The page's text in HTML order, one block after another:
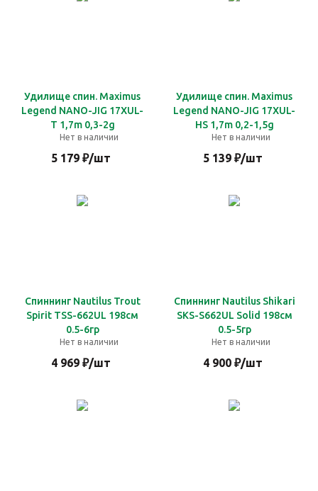
Удилище спин. Maximus
Legend NANO-JIG 17XUL-
T 1,7m 0,3-2g
Нет в наличии
5 179 ₽/шт
Удилище спин. Maximus
Legend NANO-JIG 17XUL-
HS 1,7m 0,2-1,5g
Нет в наличии
5 139 ₽/шт
Спиннинг Nautilus Trout
Spirit TSS-662UL 198см
0.5-6гр
Нет в наличии
4 969 ₽/шт
Спиннинг Nautilus Shikari
SKS-S662UL Solid 198см
0.5-5гр
Нет в наличии
4 900 ₽/шт